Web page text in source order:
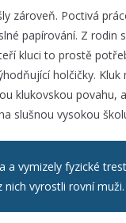
zároveň. Poctivá
papírování. Z rodin
kluci to prostě
holčičky.
klukovskou povahu,
slušnou vysokou
a vymizely fyzické
vyrostli rovní muži.